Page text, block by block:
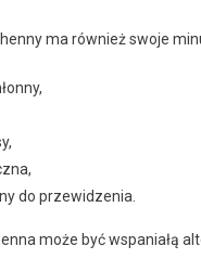
ma również swoje
do przewidzenia.
może być wspaniałą